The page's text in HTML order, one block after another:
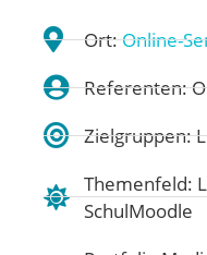
Ort:Online-
Referenten:
Zielgruppen:
Themenfeld:
SchulMoodle